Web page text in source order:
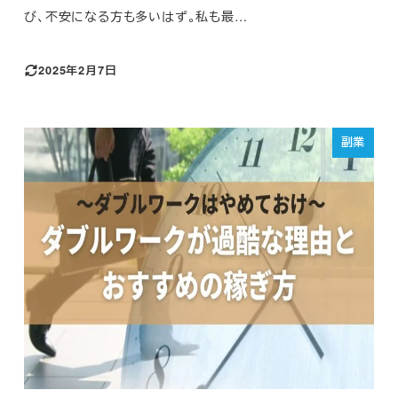
び、不安になる方も多いはず。私も最…
2025年2月7日
副業